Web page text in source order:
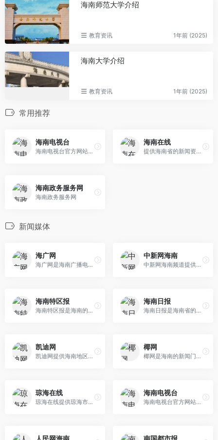
海南师范大学介绍
教育资讯 1年前 (2025)
海南大学介绍
教育资讯 1年前 (2025)
常用推荐
海南电视台
海南电视台官方网站，提供海...
海南在线
提供海南省的新闻资讯，包括...
海南政务服务网
海南政务服务网
新闻媒体
海广网
海广网是海南广播电台的官方...
中新网海南
中新网海南频道提供海南地区...
海南特区报
海南特区报是海南的主流报纸...
海南日报
海南日报是海南省的官方日报...
凯迪网
凯迪网提供海南地区的新闻资...
椰网
椰网是海南的新闻门户网站，...
琼海在线
琼海在线提供琼海市的新闻资...
海南电视台
海南电视台官方网站，提供海...